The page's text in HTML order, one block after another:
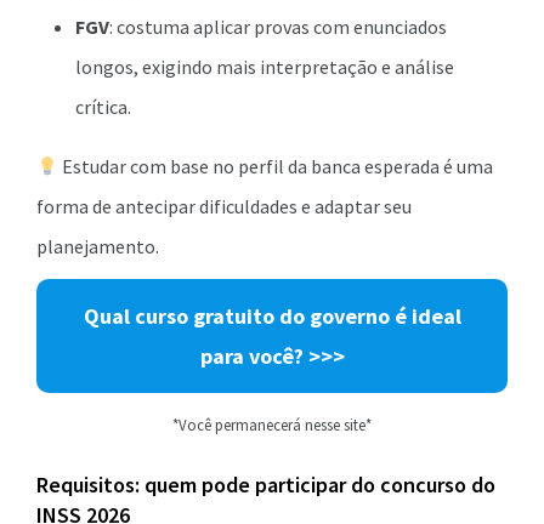
FGV: costuma aplicar provas com enunciados
longos, exigindo mais interpretação e análise
crítica.
Estudar com base no perfil da banca esperada é uma
forma de antecipar dificuldades e adaptar seu
planejamento.
Qual curso gratuito do governo é ideal
para você? >>>
*Você permanecerá nesse site*
Requisitos: quem pode participar do concurso do
INSS 2026